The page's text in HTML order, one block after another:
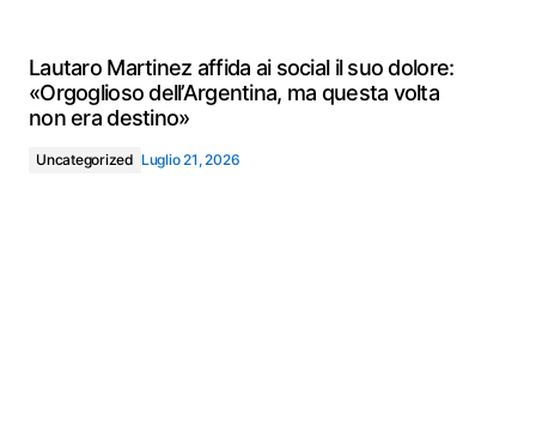
Lautaro Martinez affida ai social il suo dolore:
«Orgoglioso dell’Argentina, ma questa volta
non era destino»
Uncategorized Luglio 21, 2026